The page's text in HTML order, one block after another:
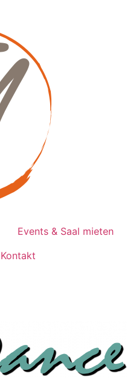
Events & Saal mieten
Kontakt